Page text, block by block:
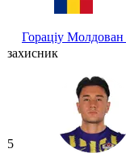
Гораціу Молдован
захисник
5